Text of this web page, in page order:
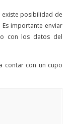
posibilidad de
importante enviar
con los datos del
contar con un cupo